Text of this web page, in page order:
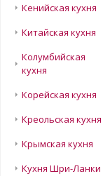
Кенийская кухня
Китайская кухня
Колумбийская
кухня
Корейская кухня
Креольская кухня
Крымская кухня
Кухня Шри-Ланки